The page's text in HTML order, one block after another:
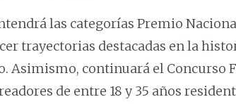
las categorías Premio
trayectorias destacadas en la
Asimismo, continuará el Concurso
de entre 18 y 35 años